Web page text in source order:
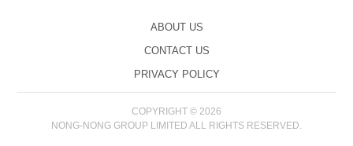
ABOUT US
CONTACT US
PRIVACY POLICY
COPYRIGHT © 2026
NONG-NONG GROUP LIMITED ALL RIGHTS RESERVED.